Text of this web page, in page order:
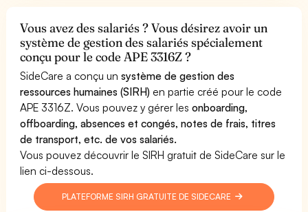
Vous avez des salariés ? Vous désirez avoir un
système de gestion des salariés spécialement
conçu pour le code APE 3316Z ?
SideCare a conçu unsystème de gestion des
ressources humaines (SIRH) en partie créé pour le code
APE 3316Z. Vous pouvez y gérer lesonboarding,
offboarding, absences et congés, notes de frais, titres
de transport, etc. de vos salariés.
Vous pouvez découvrir le SIRH gratuit de SideCare sur le
lien ci-dessous.
PLATEFORME SIRH GRATUITE DE SIDECARE